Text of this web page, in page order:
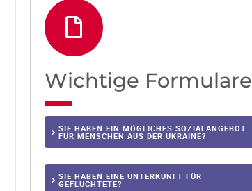
Wichtige Formulare
SIE HABEN EIN MÖGLICHES SOZIALANGEBOT
FÜR MENSCHEN AUS DER UKRAINE?
SIE HABEN EINE UNTERKUNFT FÜR
GEFLÜCHTETE?